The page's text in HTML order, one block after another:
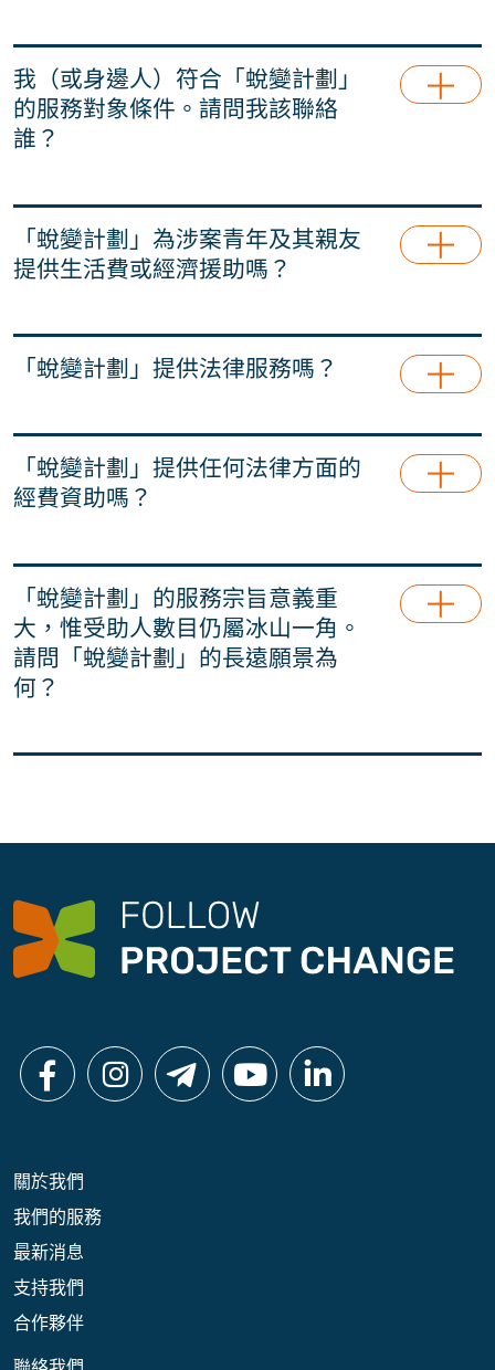
「蛻變計劃」為2019至2020年反修例事件期間數
以千計被捕的25歲以下年輕人，提供多方支援；倘
若有關青年同意，我們也為他們的親友提供服務。
我們會以年輕人的意願及福祉為先。
我（或身邊人）符合「蛻變計劃」
的服務對象條件。請問我該聯絡
誰？
我（或身邊人）符合「蛻變計劃」的服務對象條
件。請問我該聯絡誰？ 歡迎致電(+852) 9689
1439與我們團隊聯絡。
「蛻變計劃」為涉案青年及其親友
提供生活費或經濟援助嗎？
「蛻變計劃」並不提供生活費或經濟援助。
「蛻變計劃」提供法律服務嗎？
「蛻變計劃」不提供法律諮詢服務。如有需要，
「蛻變計劃」可按受助青年及親友的要求，介紹相
關專業人士，作為其法律代表或提供法律建議。這
「蛻變計劃」提供任何法律方面的
經費資助嗎？
「蛻變計劃」並不提供任何法律方面的經費資助。
「蛻變計劃」的服務宗旨意義重
大，惟受助人數目仍屬冰山一角。
請問「蛻變計劃」的長遠願景為
何？
「蛻變計劃」一直本著「幫得一個得一個」的精
供一平台，讓各界人士能共同參與為青年點燃希望
廣為接納更生青年，以及適切的政策支援。
關於我們
我們的服務
最新消息
支持我們
合作夥伴